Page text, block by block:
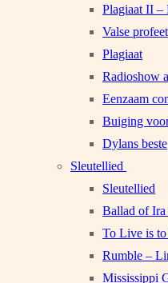
Plagiaat II
Valse profeet
Plagiaat
Radioshow
Eenzaam
Buiging
Dylans beste
Sleutellied
Sleutellied
Ballad of Ira
To Live is
Rumble –
Mississippi